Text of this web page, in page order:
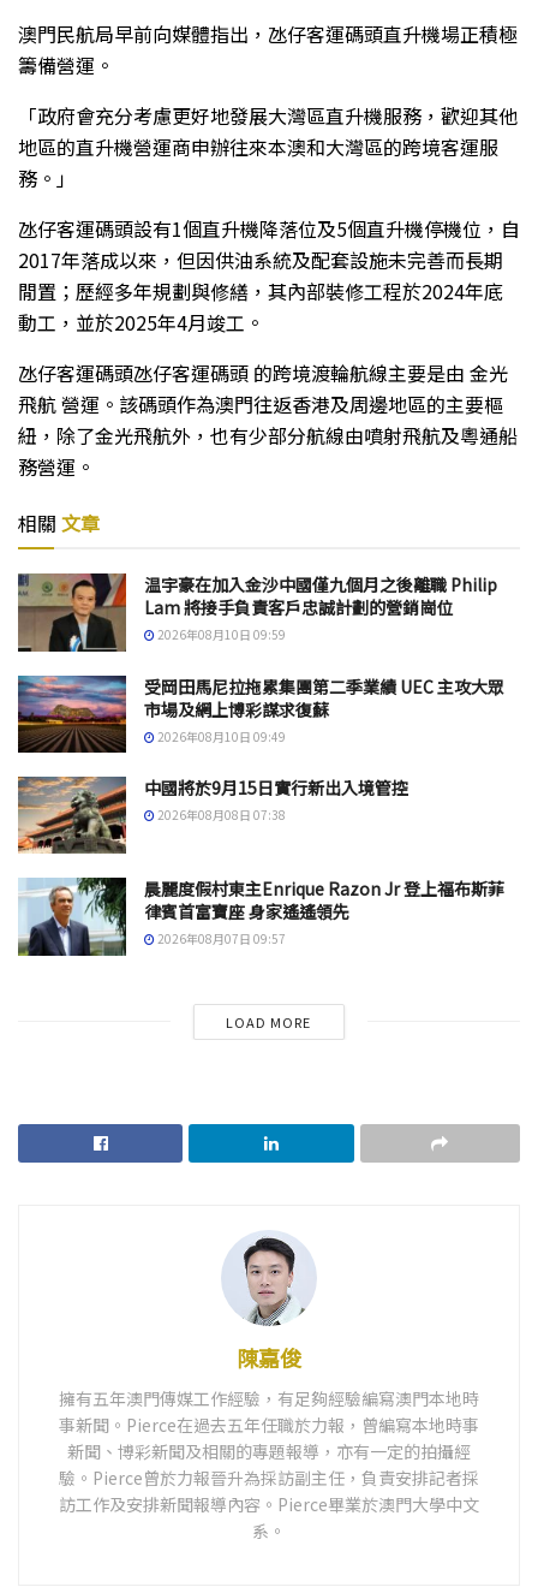
澳門民航局早前向媒體指出，氹仔客運碼頭直升機場正積極
籌備營運。
「政府會充分考慮更好地發展大灣區直升機服務，歡迎其他
地區的直升機營運商申辦往來本澳和大灣區的跨境客運服
務。」
氹仔客運碼頭設有1個直升機降落位及5個直升機停機位 ， 自
2017年落成以來，但因供油系統及配套設施未完善而長期
閒置；歷經多年規劃與修繕，其內部裝修工程於2024年底
動工，並於2025年4月竣工 。
氹仔客運碼頭氹仔客運碼頭 的跨境渡輪航線主要是由 金光
飛航營運。該碼頭作為澳門往返香港及周邊地區的主要樞
紐，除了金光飛航外，也有少部分航線由噴射飛航及粵通船
務營運。
相關 文章
温宇豪在加入金沙中國僅九個月之後離職 Philip
Lam 將接手負責客戶忠誠計劃的營銷崗位
2026年08月10日 09:59
受岡田馬尼拉拖累集團第二季業績 UEC 主攻大眾
市場及網上博彩謀求復蘇
2026年08月10日 09:49
中國將於9月15日實行新出入境管控
2026年08月08日 07:38
晨麗度假村東主Enrique Razon Jr 登上福布斯菲
律賓首富寶座 身家遙遙領先
2026年08月07日 09:57
LOAD MORE
陳嘉俊
擁有五年澳門傳媒工作經驗，有足夠經驗編寫澳門本地時
事新聞。Pierce在過去五年任職於力報，曾編寫本地時事
新聞、博彩新聞及相關的專題報導，亦有一定的拍攝經
驗。Pierce曾於力報晉升為採訪副主任，負責安排記者採
訪工作及安排新聞報導內容。Pierce畢業於澳門大學中文
系。